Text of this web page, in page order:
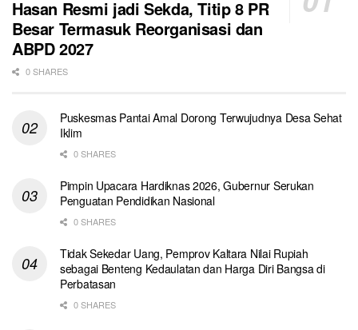
Hasan Resmi jadi Sekda, Titip 8 PR
Besar Termasuk Reorganisasi dan
ABPD 2027
0 SHARES
Puskesmas Pantai Amal Dorong Terwujudnya Desa Sehat
Iklim
0 SHARES
Pimpin Upacara Hardiknas 2026, Gubernur Serukan
Penguatan Pendidikan Nasional
0 SHARES
Tidak Sekedar Uang, Pemprov Kaltara Nilai Rupiah
sebagai Benteng Kedaulatan dan Harga Diri Bangsa di
Perbatasan
0 SHARES